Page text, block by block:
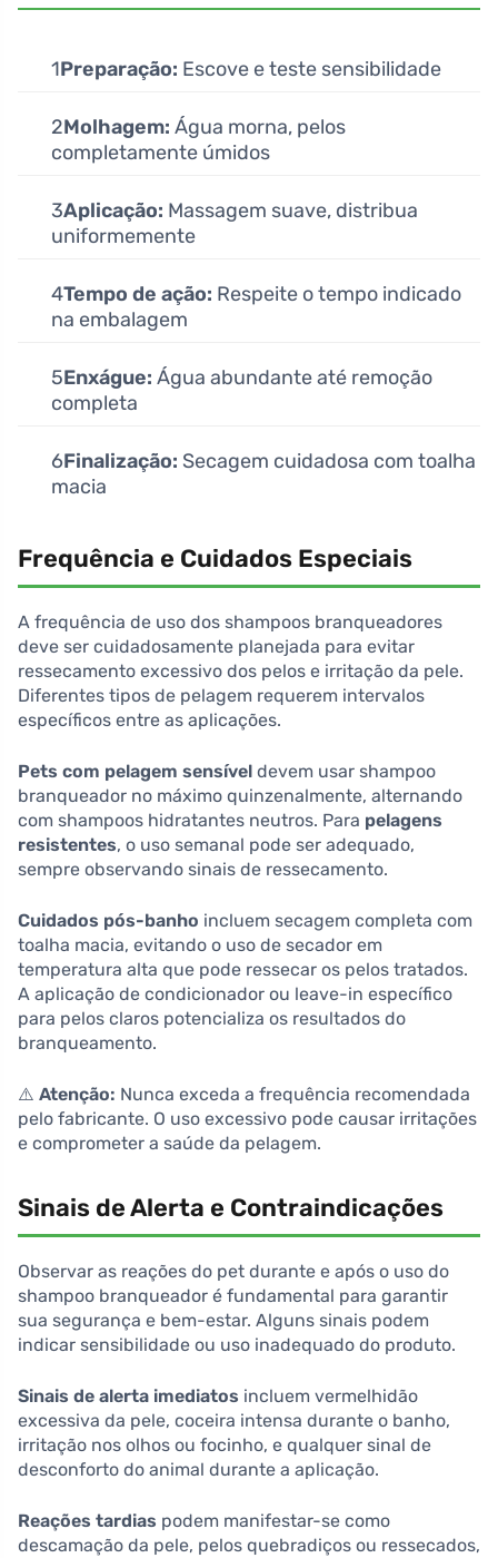
1Preparação: Escove e teste sensibilidade
2Molhagem: Água morna, pelos
completamente úmidos
3Aplicação: Massagem suave, distribua
uniformemente
4Tempo de ação: Respeite o tempo indicado
na embalagem
5Enxágue: Água abundante até remoção
completa
6Finalização: Secagem cuidadosa com toalha
macia
Frequência e Cuidados Especiais
A frequência de uso dos shampoos branqueadores
deve ser cuidadosamente planejada para evitar
ressecamento excessivo dos pelos e irritação da pele.
Diferentes tipos de pelagem requerem intervalos
específicos entre as aplicações.
Pets com pelagem sensível devem usar shampoo
branqueador no máximo quinzenalmente, alternando
com shampoos hidratantes neutros. Para pelagens
resistentes, o uso semanal pode ser adequado,
sempre observando sinais de ressecamento.
Cuidados pós-banho incluem secagem completa com
toalha macia, evitando o uso de secador em
temperatura alta que pode ressecar os pelos tratados.
A aplicação de condicionador ou leave-in específico
para pelos claros potencializa os resultados do
branqueamento.
⚠️ Atenção: Nunca exceda a frequência recomendada
pelo fabricante. O uso excessivo pode causar irritações
e comprometer a saúde da pelagem.
Sinais de Alerta e Contraindicações
Observar as reações do pet durante e após o uso do
shampoo branqueador é fundamental para garantir
sua segurança e bem-estar. Alguns sinais podem
indicar sensibilidade ou uso inadequado do produto.
Sinais de alerta imediatos incluem vermelhidão
excessiva da pele, coceira intensa durante o banho,
irritação nos olhos ou focinho, e qualquer sinal de
desconforto do animal durante a aplicação.
Reações tardias podem manifestar-se como
descamação da pele, pelos quebradiços ou ressecados,